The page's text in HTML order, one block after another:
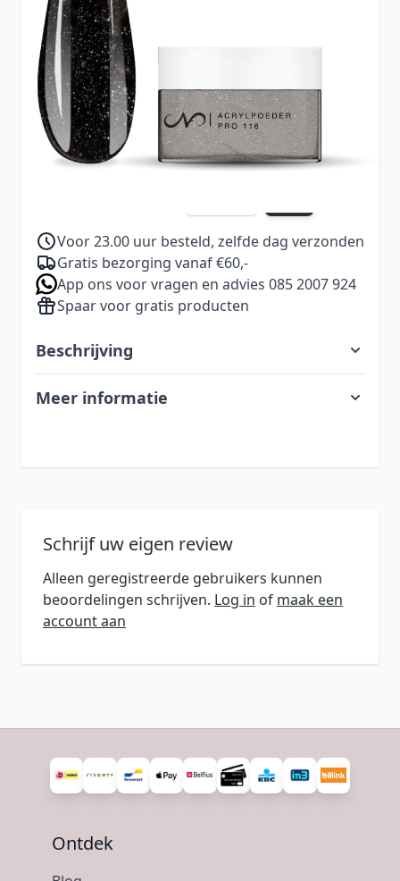
Acrylpoeder Pro 116 Gemstone Black: zwarte
acrylpoeder met metallic glitters.
€ 8,99
Excl. BTW: € 7,43
Voor 23.00 uur besteld, zelfde dag verzonden
Gratis bezorging vanaf €60,-
App ons voor vragen en advies 085 2007 924
Spaar voor gratis producten
Beschrijving
Meer informatie
Schrijf uw eigen review
Alleen geregistreerde gebruikers kunnen
beoordelingen schrijven. Log in of maak een
account aan
Ontdek